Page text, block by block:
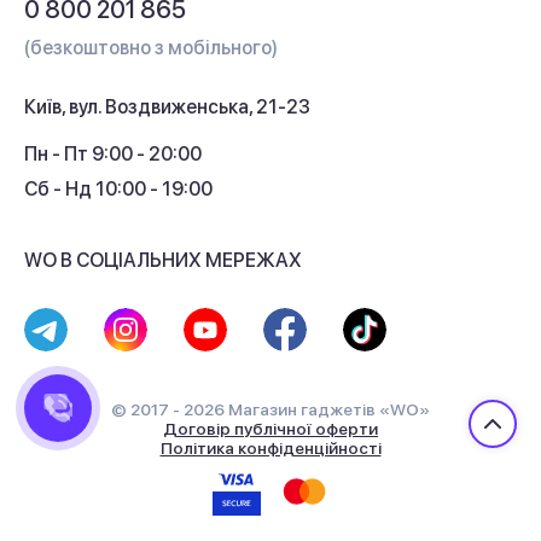
Кешбек
0 800 201 865
(безкоштовно з мобільного)
Київ, вул. Воздвиженська, 21-23
Пн - Пт 9:00 - 20:00
Сб - Нд 10:00 - 19:00
WO В СОЦІАЛЬНИХ МЕРЕЖАХ
© 2017 - 2026 Магазин гаджетів «WO»
Договір публічної оферти
Політика конфіденційності